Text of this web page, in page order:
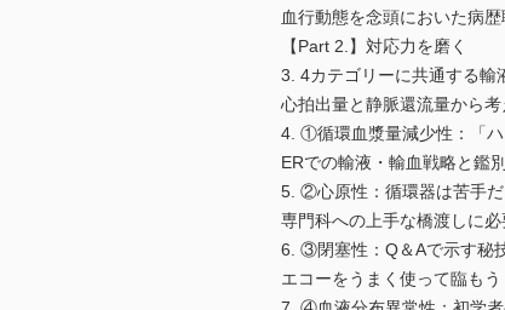
血行動態を念頭においた
【Part 2.】対応力を磨く
3. 4カテゴリーに共通する輸
心拍出量と静脈還流量
4. ①循環血漿量減少性：「
ERでの輸液・輸血戦略
5. ②心原性：循環器は苦手だ
専門科への上手な橋渡し
6. ③閉塞性：Q＆Aで示す秘
エコーをうまく使って